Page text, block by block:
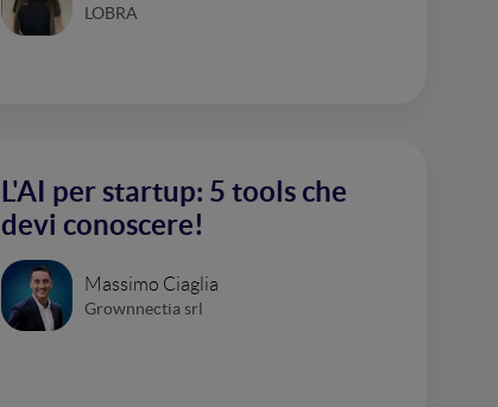
LOBRA
L'AI per startup: 5 tools che
devi conoscere!
Massimo Ciaglia
Grownnectia srl